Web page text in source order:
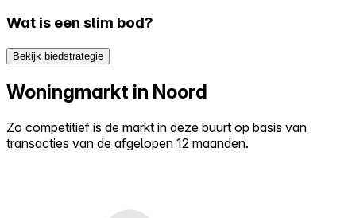
Wat is een slim bod?
Bekijk biedstrategie
Woningmarkt in Noord
Zo competitief is de markt in deze buurt op basis van
transacties van de afgelopen 12 maanden.